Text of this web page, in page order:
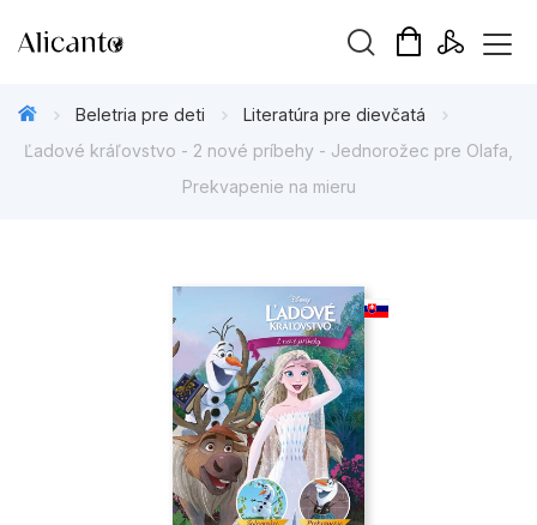
Beletria pre dospelých
Darčekové publikácie
Doplnkový sortiment
Kalendáre, diáre
Beletria pre deti
Literatúra pre dievčatá
Ľadové kráľovstvo - 2 nové príbehy - Jednorožec pre Olafa,
Prekvapenie na mieru